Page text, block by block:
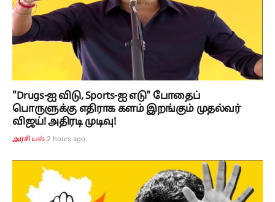
"Drugs-ஐ விடு, Sports-ஐ எடு" போதைப்
பொருளுக்கு எதிராக களம் இறங்கும் முதல்வர்
விஜய்! அதிரடி முடிவு!
அரசியல் 2 hours ago